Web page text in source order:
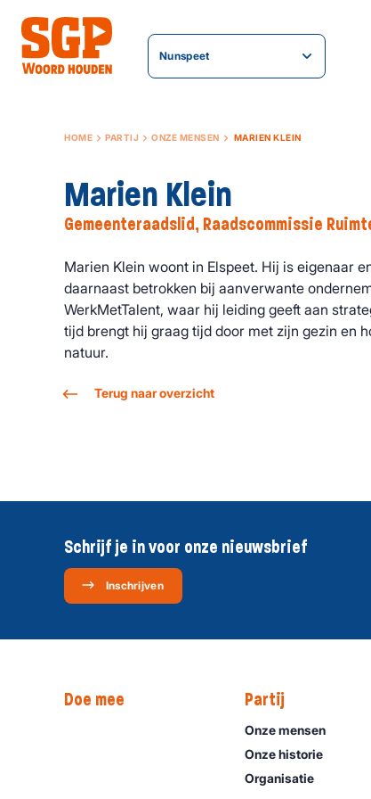
Nunspeet
HOME PARTIJ ONZE MENSEN MARIEN KLEIN
Marien Klein
Gemeenteraadslid, Raadscommissie
Marien Klein woont in Elspeet. Hij is eigenaar
daarnaast betrokken bij aanverwante
WerkMetTalent, waar hij leiding geeft aan
tijd brengt hij graag tijd door met zijn gezin en
natuur.
Terug naar overzicht
Schrijf je in voor onze nieuwsbrief
Inschrijven
Doe mee Partij
Onze mensen
Onze historie
Organisatie